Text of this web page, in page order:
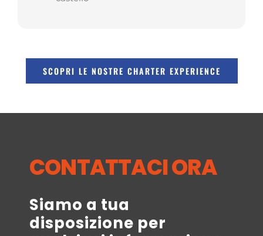
SCOPRI LE NOSTRE CHARTER EXPERIENCE
CONTATTACI ORA
Siamo a tua
disposizione per